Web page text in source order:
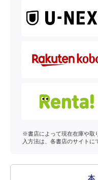
※書店によって現在在庫や取
入方法は、各書店のサイトに
本